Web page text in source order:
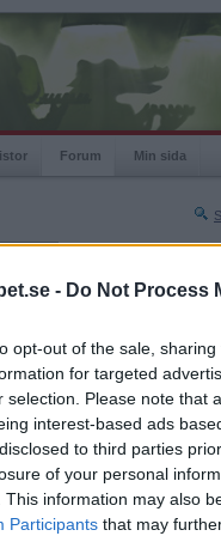
- Do Not Process
opt-out of the sale,
for targeted
selection. Please note that
interest-based ads
to third parties
of your personal
This information may also
Participants that may
Forum Min sida
mördarsniglar